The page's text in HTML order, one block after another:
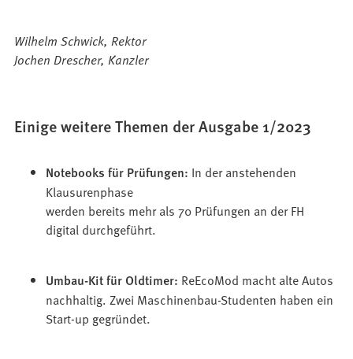
Wilhelm Schwick, Rektor
Jochen Drescher, Kanzler
Einige weitere Themen der Ausgabe 1/2023
Notebooks für Prüfungen: In der anstehenden
Klausurenphase
werden bereits mehr als 70 Prüfungen an der FH
digital durchgeführt.
Umbau-Kit für Oldtimer: ReEcoMod macht alte Autos
nachhaltig. Zwei Maschinenbau-Studenten haben ein
Start-up gegründet.